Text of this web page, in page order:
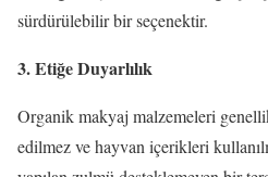
sürdürülebilir bir seçenektir.
3. Etiğe Duyarlılık
Organik makyaj malzemeleri
edilmez ve hayvan içerikleri